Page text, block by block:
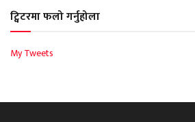
ट्विटरमा फलो गर्नुहोला
My Tweets